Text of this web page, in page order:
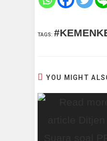
TAGS:
YOU MIGHT